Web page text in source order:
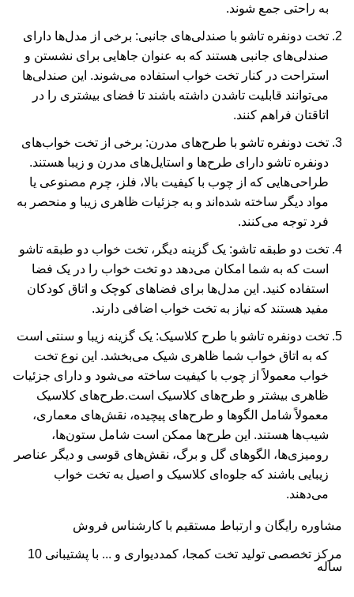
به راحتی جمع شوند.
تخت دونفره تاشو با صندلی‌های جانبی: برخی از مدل‌ها دارای
صندلی‌های جانبی هستند که به عنوان جاهایی برای نشستن و
استراحت در کنار تخت خواب استفاده می‌شوند. این صندلی‌ها
می‌توانند قابلیت تاشدن داشته باشند تا فضای بیشتری را در
اتاقتان فراهم کنند.
تخت دونفره تاشو با طرح‌های مدرن: برخی از تخت خواب‌های
دونفره تاشو دارای طرح‌ها و استایل‌های مدرن و زیبا هستند.
طراحی‌هایی که از چوب با کیفیت بالا، فلز، چرم مصنوعی یا
مواد دیگر ساخته شده‌اند و به جزئیات ظاهری زیبا و منحصر به
فرد توجه می‌کنند.
تخت دو طبقه تاشو: یک گزینه دیگر، تخت خواب دو طبقه تاشو
است که به شما امکان می‌دهد دو تخت خواب را در یک فضا
استفاده کنید. این مدل‌ها برای فضاهای کوچک و اتاق کودکان
مفید هستند که نیاز به تخت خواب اضافی دارند.
تخت دونفره تاشو با طرح کلاسیک: یک گزینه زیبا و سنتی است
که به اتاق خواب شما ظاهری شیک می‌بخشد. این نوع تخت
خواب معمولاً از چوب با کیفیت ساخته می‌شود و دارای جزئیات
ظاهری بیشتر و طرح‌های کلاسیک است.طرح‌های کلاسیک
معمولاً شامل الگوها و طرح‌های پیچیده، نقش‌های معماری،
شیب‌ها هستند. این طرح‌ها ممکن است شامل ستون‌ها،
رومیزی‌ها، الگوهای گل و برگ، نقش‌های قوسی و دیگر عناصر
زیبایی باشند که جلوه‌ای کلاسیک و اصیل به تخت خواب
می‌دهند.
مشاوره رایگان و ارتباط مستقیم با کارشناس فروش
مرکز تخصصی تولید تخت کمجا، کمددیواری و ... با پشتیبانی 10
ساله